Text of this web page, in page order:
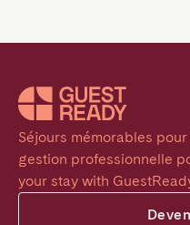
Séjours mémorables
gestion professionnelle
your stay with